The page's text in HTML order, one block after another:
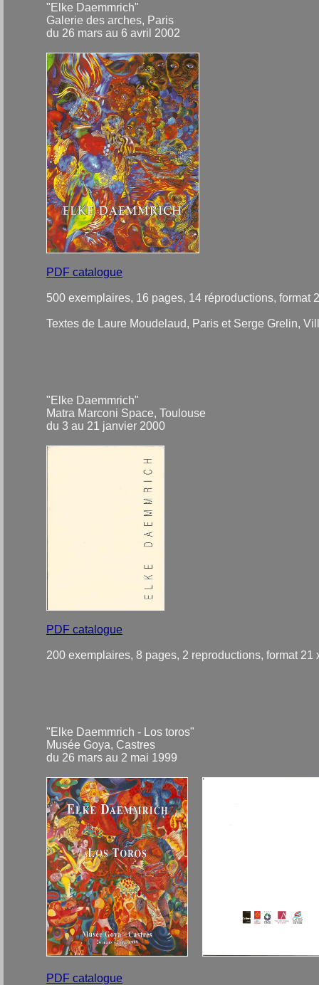
"Elke Daemmrich"
Galerie des arches, Paris
du 26 mars au 6 avril 2002
PDF catalogue
500 exemplaires, 16 pages, 14 réproductions, format
Textes de Laure Moudelaud, Paris et Serge Grelin,
"Elke Daemmrich"
Matra Marconi Space, Toulouse
du 3 au 21 janvier 2000
PDF catalogue
200 exemplaires, 8 pages, 2 reproductions, format 21
"Elke Daemmrich - Los toros"
Musée Goya, Castres
du 26 mars au 2 mai 1999
PDF catalogue